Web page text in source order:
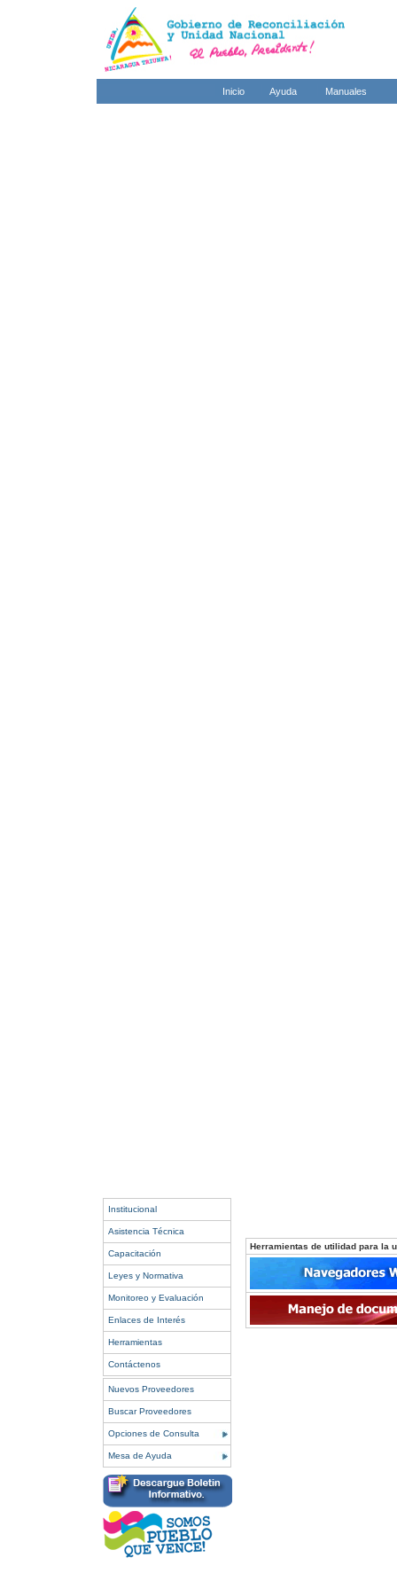
Inicio Ayuda Manuales
Institucional
Asistencia Técnica
Capacitación
Leyes y Normativa
Monitoreo y Evaluación
Enlaces de Interés
Herramientas
Contáctenos
Nuevos Proveedores
Buscar Proveedores
Opciones de Consulta
Mesa de Ayuda
Herramientas de utilidad para la